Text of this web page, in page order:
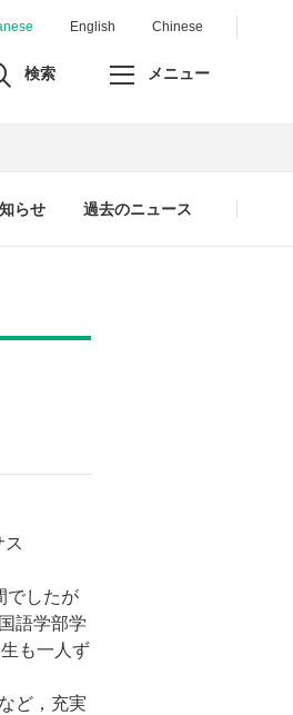
English Chinese
検索 メニュー
らせ 過去のニュース
ス
でしたが
語学部学
も一人ず
ど，充実